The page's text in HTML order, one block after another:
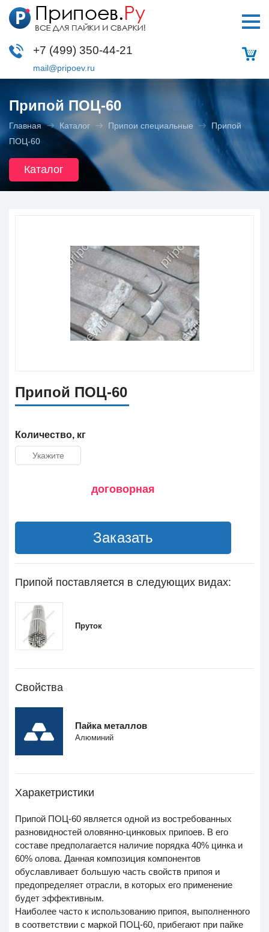
+7 (499) 350-44-21
mail@pripoev.ru
Припой ПОЦ-60
Главная Каталог Припои специальные
Припой
ПОЦ-60
Каталог
Припой ПОЦ-60
Количество, кг
договорная
Припой поставляется в следующих видах:
Пруток
Свойства
Пайка металлов
Алюминий
Харакетристики
Припой ПОЦ-60 является одной из востребованных
разновидностей оловянно-цинковых припоев. В его
составе предполагается наличие порядка 40% цинка и
60% олова. Данная композиция компонентов
обуславливает большую часть свойств припоя и
предопределяет отрасли, в которых его применение
будет эффективным.
Наиболее часто к использованию припоя, выполненного
в соответствии с маркой ПОЦ-60, прибегают при пайке